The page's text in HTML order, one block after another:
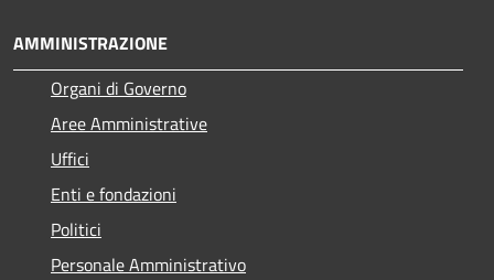
AMMINISTRAZIONE
Organi di Governo
Aree Amministrative
Uffici
Enti e fondazioni
Politici
Personale Amministrativo